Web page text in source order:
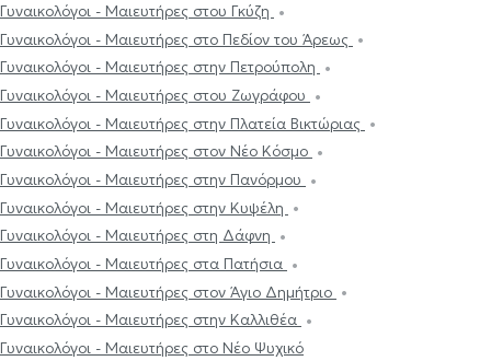
Γυναικολόγοι - Μαιευτήρες στου Γκύζη
Γυναικολόγοι - Μαιευτήρες στο Πεδίον του Άρεως
Γυναικολόγοι - Μαιευτήρες στην Πετρούπολη
Γυναικολόγοι - Μαιευτήρες στου Ζωγράφου
Γυναικολόγοι - Μαιευτήρες στην Πλατεία Βικτώριας
Γυναικολόγοι - Μαιευτήρες στον Νέο Κόσμο
Γυναικολόγοι - Μαιευτήρες στην Πανόρμου
Γυναικολόγοι - Μαιευτήρες στην Κυψέλη
Γυναικολόγοι - Μαιευτήρες στη Δάφνη
Γυναικολόγοι - Μαιευτήρες στα Πατήσια
Γυναικολόγοι - Μαιευτήρες στον Άγιο Δημήτριο
Γυναικολόγοι - Μαιευτήρες στην Καλλιθέα
Γυναικολόγοι - Μαιευτήρες στο Νέο Ψυχικό